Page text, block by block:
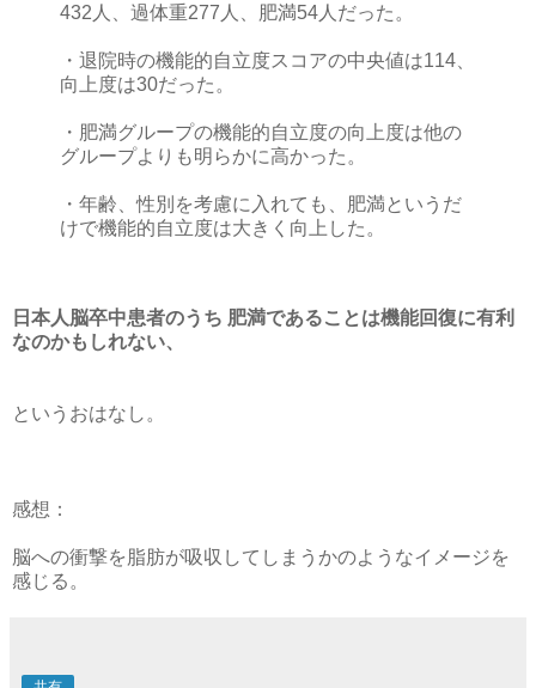
432人、過体重277人、肥満54人だった。
・退院時の機能的自立度スコアの中央値は114、
向上度は30だった。
・肥満グループの機能的自立度の向上度は他の
グループよりも明らかに高かった。
・年齢、性別を考慮に入れても、肥満というだ
けで機能的自立度は大きく向上した。
日本人脳卒中患者のうち 肥満であることは機能回復に有利
なのかもしれない、
というおはなし。
感想：
脳への衝撃を脂肪が吸収してしまうかのようなイメージを
感じる。